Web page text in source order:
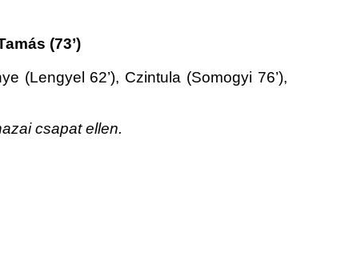
(73’)
(Lengyel 62’), Czintula (Somogyi 76’),
csapat ellen.